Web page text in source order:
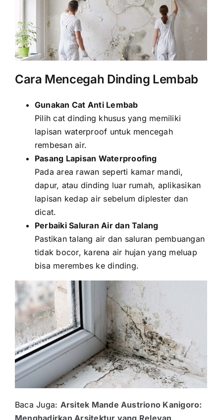
Cara Mencegah Dinding Lembab
Gunakan Cat Anti Lembab
Pilih cat dinding khusus yang memiliki
lapisan waterproof untuk mencegah
rembesan air.
Pasang Lapisan Waterproofing
Pada area rawan seperti kamar mandi,
dapur, atau dinding luar rumah, aplikasikan
lapisan kedap air sebelum diplester dan
dicat.
Perbaiki Saluran Air dan Talang
Pastikan talang air dan saluran pembuangan
tidak bocor, karena air hujan yang meluap
bisa merembes ke dinding.
Baca Juga: Arsitek Mande Austriono Kanigoro: